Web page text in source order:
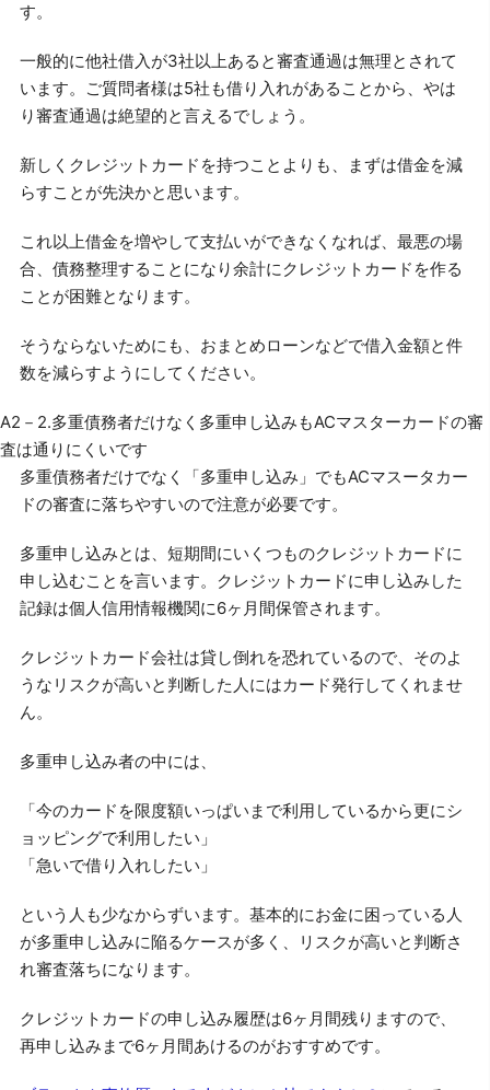
す。
一般的に他社借入が3社以上あると審査通過は無理とされて
います。ご質問者様は5社も借り入れがあることから、やは
り審査通過は絶望的と言えるでしょう。
新しくクレジットカードを持つことよりも、まずは借金を減
らすことが先決かと思います。
これ以上借金を増やして支払いができなくなれば、最悪の場
合、債務整理することになり余計にクレジットカードを作る
ことが困難となります。
そうならないためにも、おまとめローンなどで借入金額と件
数を減らすようにしてください。
A2－2.多重債務者だけなく多重申し込みもACマスターカードの審
査は通りにくいです
多重債務者だけでなく「多重申し込み」でもACマスータカー
ドの審査に落ちやすいので注意が必要です。
多重申し込みとは、短期間にいくつものクレジットカードに
申し込むことを言います。クレジットカードに申し込みした
記録は個人信用情報機関に6ヶ月間保管されます。
クレジットカード会社は貸し倒れを恐れているので、そのよ
うなリスクが高いと判断した人にはカード発行してくれませ
ん。
多重申し込み者の中には、
「今のカードを限度額いっぱいまで利用しているから更にシ
ョッピングで利用したい」
「急いで借り入れしたい」
という人も少なからずいます。基本的にお金に困っている人
が多重申し込みに陥るケースが多く、リスクが高いと判断さ
れ審査落ちになります。
クレジットカードの申し込み履歴は6ヶ月間残りますので、
再申し込みまで6ヶ月間あけるのがおすすめです。